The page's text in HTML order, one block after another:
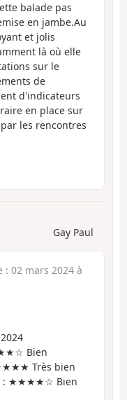
balade pas
en jambe.Au
et jolis
là où elle
sur le
de
d'indicateurs
en place sur
les rencontres
Gay Paul
: 02 mars 2024 à
Bien
Très bien
: ★★★★☆ Bien